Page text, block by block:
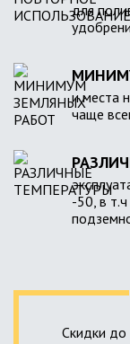
для
и места
чаще
-50, в
Скидки до